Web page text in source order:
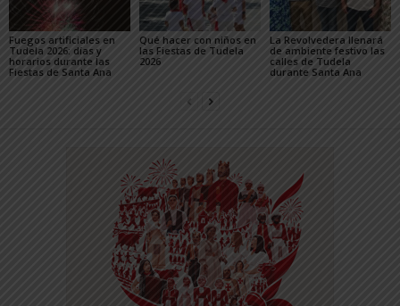
Fuegos artificiales en
Tudela 2026: días y
horarios durante las
Fiestas de Santa Ana
Qué hacer con niños en
las Fiestas de Tudela
2026
La Revolvedera llenará
de ambiente festivo las
calles de Tudela
durante Santa Ana